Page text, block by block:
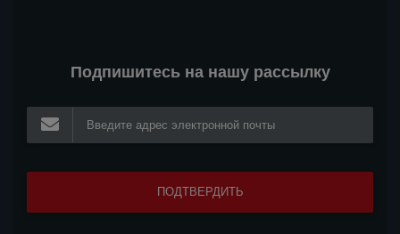
Подпишитесь на нашу рассылку